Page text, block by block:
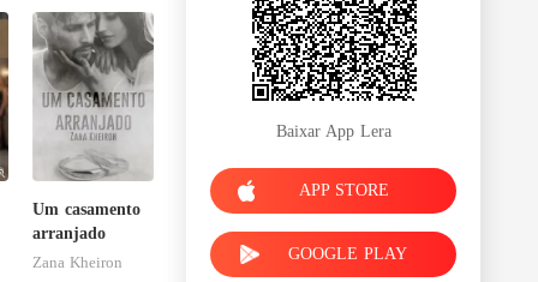
Um casamento
arranjado
Zana Kheiron
Baixar App Lera
APP STORE
GOOGLE PLAY